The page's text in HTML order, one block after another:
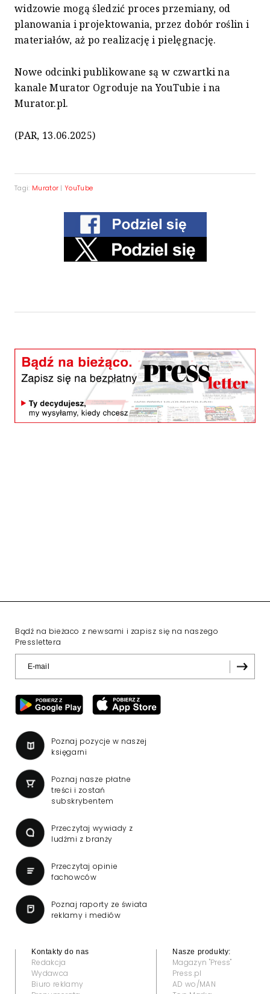
widzowie mogą śledzić proces przemiany, od
planowania i projektowania, przez dobór roślin i
materiałów, aż po realizację i pielęgnację.
Nowe odcinki publikowane są w czwartki na
kanale Murator Ogroduje na YouTubie i na
Murator.pl.
(PAR, 13.06.2025)
Tagi: Murator |YouTube
Wniosek o przedłużenie
koncesji dla TVN 24 BiS
wpłynął do KRRiT
i Telewizji o przedłużenie koncesji kablowo-
satelitarnej dla telewizji TVN 24 BiS –